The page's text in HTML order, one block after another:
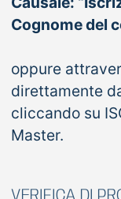
Cognome del
oppure
direttamente
cliccando su
Master.